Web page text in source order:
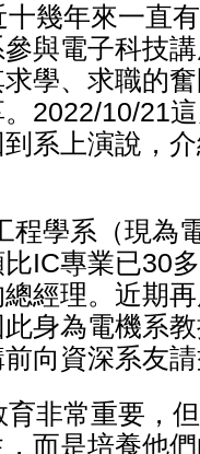
幾年來一直
與電子科技
學、求職的
2022/10/21
系上演說，
學系（現為
IC專業已30
經理。近期
身為電機系
向資深系友
非常重要，
而是培養他